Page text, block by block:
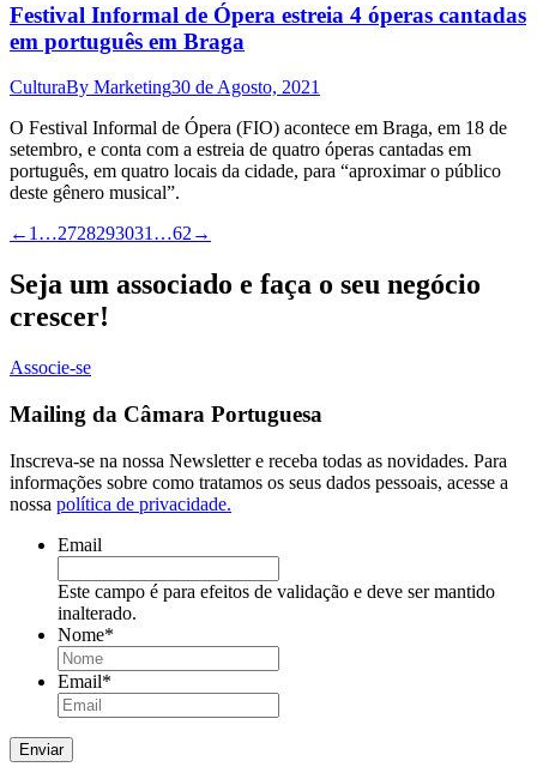
Festival Informal de Ópera estreia 4 óperas cantadas
em português em Braga
CulturaBy Marketing30 de Agosto, 2021
O Festival Informal de Ópera (FIO) acontece em Braga, em 18 de
setembro, e conta com a estreia de quatro óperas cantadas em
português, em quatro locais da cidade, para “aproximar o público
deste gênero musical”.
← 1 …2728293031 …62 →
Seja um associado e faça o seu negócio
crescer!
Associe-se
Mailing da Câmara Portuguesa
Inscreva-se na nossa Newsletter e receba todas as novidades. Para
informações sobre como tratamos os seus dados pessoais, acesse a
nossa política de privacidade.
Email
Este campo é para efeitos de validação e deve ser mantido
inalterado.
Nome*
Email*